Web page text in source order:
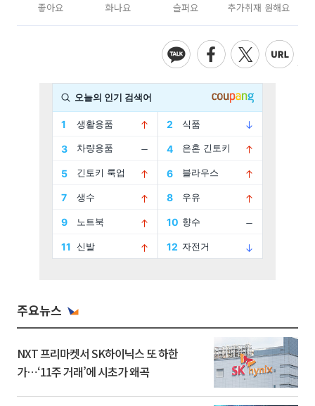
좋아요 화나요 슬퍼요 추가취재 원해요
주요뉴스
NXT 프리마켓서 SK하이닉스 또 하한
가⋯‘11주 거래’에 시초가 왜곡